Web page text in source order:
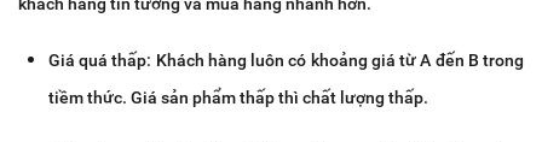
Giá quá thấp: Khách hàng luôn có khoảng giá từ A đến B trong
tiềm thức. Giá sản phẩm thấp thì chất lượng thấp.